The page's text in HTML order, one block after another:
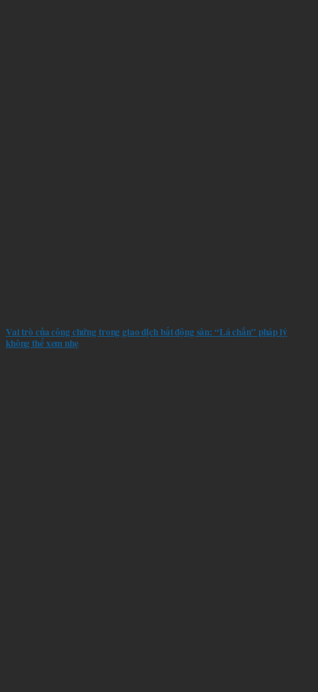
Vai trò của công chứng trong giao dịch bất động sản: “Lá chắn” pháp lý
không thể xem nhẹ